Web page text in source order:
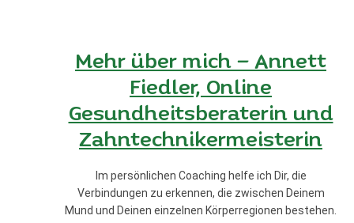
Mehr über mich – Annett
Fiedler, Online
Gesundheitsberaterin und
Zahntechnikermeisterin
Im persönlichen Coaching helfe ich Dir, die
Verbindungen zu erkennen, die zwischen Deinem
Mund und Deinen einzelnen Körperregionen bestehen.